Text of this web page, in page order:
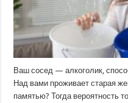
Ваш сосед — алкоголик,
Над вами проживает старая
памятью? Тогда вероятность